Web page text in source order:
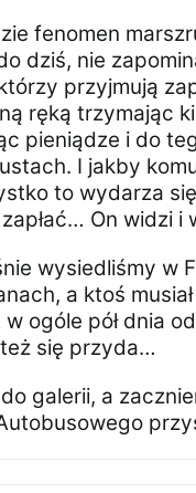
fenomen
dziś, nie
przyjmują
ręką trzymając
pieniądze i do
I jakby
to wydarza
On widzi i
wysiedliśmy w
a ktoś
ogóle pół dnia
się przyda…
galerii, a